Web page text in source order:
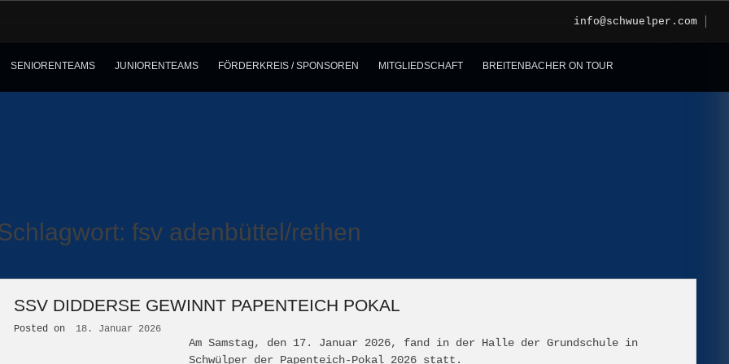
info@schwuelper.com
SENIORENTEAMS JUNIORENTEAMS FÖRDERKREIS / SPONSOREN MITGLIEDSCHAFT BREITENBACHER ON TOUR
fsv adenbüttel/rethen
SSV DIDDERSE GEWINNT PAPENTEICH POKAL
Posted on 18. Januar 2026
Am Samstag, den 17. Januar 2026, fand in der Halle der Grundschule in
Schwülper der Papenteich-Pokal 2026 statt.